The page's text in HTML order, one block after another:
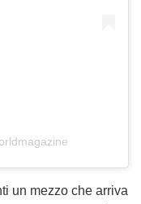
un mezzo che arriva